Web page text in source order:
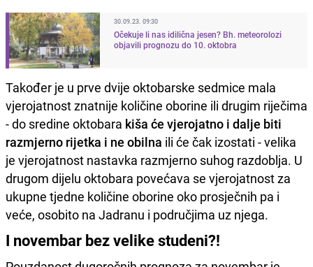
30.09.23. 09:30
Očekuje li nas idilična jesen? Bh. meteorolozi
objavili prognozu do 10. oktobra
Također je u prve dvije oktobarske sedmice mala
vjerojatnost znatnije količine oborine ili drugim riječima
- do sredine oktobara kiša će vjerojatno i dalje biti
razmjerno rijetka i ne obilna ili će čak izostati - velika
je vjerojatnost nastavka razmjerno suhog razdoblja. U
drugom dijelu oktobara povećava se vjerojatnost za
ukupne tjedne količine oborine oko prosječnih pa i
veće, osobito na Jadranu i područjima uz njega.
I novembar bez velike studeni?!